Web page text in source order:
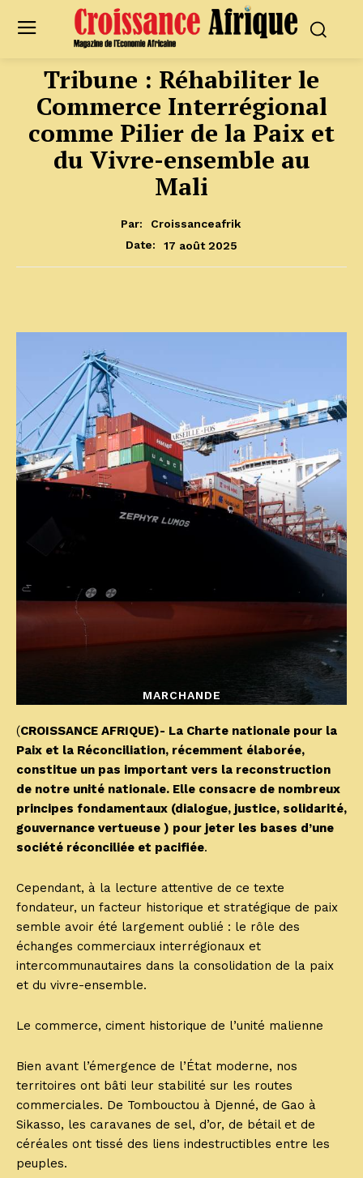
Tribune : Réhabiliter le
Commerce Interrégional
comme Pilier de la Paix et
du Vivre-ensemble au
Mali
Par:
Croissanceafrik
Date:
17 août 2025
MARCHANDE
(CROISSANCE AFRIQUE)- La Charte nationale pour la
Paix et la Réconciliation, récemment élaborée,
constitue un pas important vers la reconstruction
de notre unité nationale. Elle consacre de nombreux
principes fondamentaux (dialogue, justice, solidarité,
gouvernance vertueuse ) pour jeter les bases d’une
société réconciliée et pacifiée.
Cependant, à la lecture attentive de ce texte
fondateur, un facteur historique et stratégique de paix
semble avoir été largement oublié : le rôle des
échanges commerciaux interrégionaux et
intercommunautaires dans la consolidation de la paix
et du vivre-ensemble.
Le commerce, ciment historique de l’unité malienne
Bien avant l’émergence de l’État moderne, nos
territoires ont bâti leur stabilité sur les routes
commerciales. De Tombouctou à Djenné, de Gao à
Sikasso, les caravanes de sel, d’or, de bétail et de
céréales ont tissé des liens indestructibles entre les
peuples.